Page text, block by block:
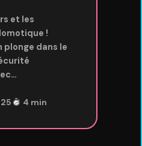
et les
!
plonge dans le
4 min